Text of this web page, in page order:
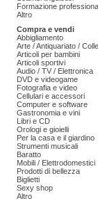
Formazione
Altro
Compra e vendi
Abbigliamento
Arte / Antiquariato /
Articoli per bambini
Articoli sportivi
Audio / TV / Elettronica
DVD e videogame
Fotografia e video
Cellulari e accessori
Computer e software
Gastronomia e vini
Libri e CD
Orologi e gioielli
Per la casa e il giardino
Strumenti musicali
Baratto
Mobili / Elettrodomestici
Prodotti di bellezza
Biglietti
Sexy shop
Altro